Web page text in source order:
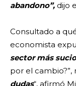
abandono”, dijo
Consultado a
economista
sector más
por el
dudas“, afirmó